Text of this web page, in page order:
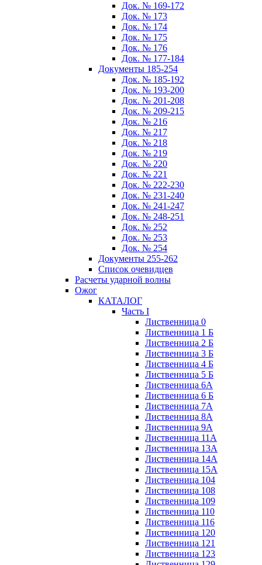
Док. № 169-172
Док. № 173
Док. № 174
Док. № 175
Док. № 176
Док. № 177-184
Документы 185-254
Док. № 185-192
Док. № 193-200
Док. № 201-208
Док. № 209-215
Док. № 216
Док. № 217
Док. № 218
Док. № 219
Док. № 220
Док. № 221
Док. № 222-230
Док. № 231-240
Док. № 241-247
Док. № 248-251
Док. № 252
Док. № 253
Док. № 254
Документы 255-262
Список очевидцев
Расчеты ударной волны
Ожог
КАТАЛОГ
Часть I
Лиственница 0
Лиственница 1 Б
Лиственница 2 Б
Лиственница 3 Б
Лиственница 4 Б
Лиственница 5 Б
Лиственница 6А
Лиственница 6 Б
Лиственница 7А
Лиственница 8А
Лиственница 9А
Лиственница 11А
Лиственница 13А
Лиственница 14А
Лиственница 15А
Лиственница 104
Лиственница 108
Лиственница 109
Лиственница 110
Лиственница 116
Лиственница 120
Лиственница 121
Лиственница 123